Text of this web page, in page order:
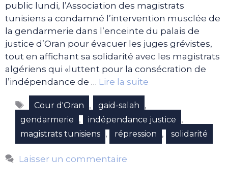
public lundi, l’Association des magistrats
tunisiens a condamné l’intervention musclée de
la gendarmerie dans l’enceinte du palais de
justice d’Oran pour évacuer les juges grévistes,
tout en affichant sa solidarité avec les magistrats
algériens qui «luttent pour la consécration de
l’indépendance de … Lire la suite
Étiquettes
Cour d'Oran , gaid-salah ,
gendarmerie , indépendance justice ,
magistrats tunisiens , répression , solidarité
Laisser un commentaire